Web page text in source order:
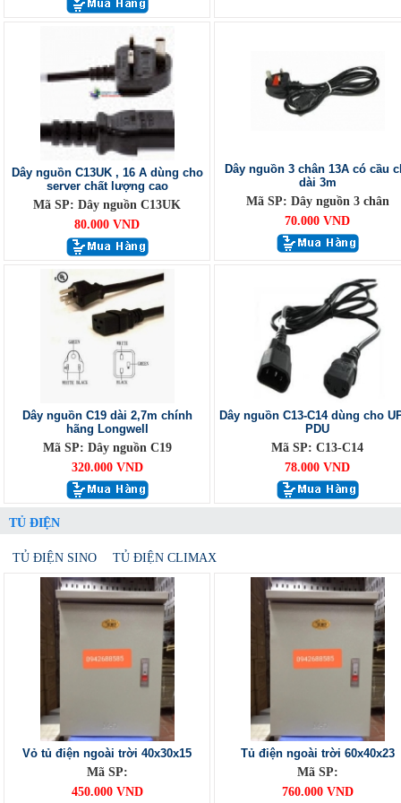
Dây nguồn C13UK , 16 A dùng cho
server chất lượng cao
Mã SP: Dây nguồn C13UK
80.000 VND
Dây nguồn 3 chân 13A có cầu
dài 3m
Mã SP: Dây nguồn 3 chân
70.000 VND
Dây nguồn C19 dài 2,7m chính
hãng Longwell
Mã SP: Dây nguồn C19
320.000 VND
Dây nguồn C13-C14 dùng cho
PDU
Mã SP: C13-C14
78.000 VND
TỦ ĐIỆN
TỦ ĐIỆN SINO TỦ ĐIỆN CLIMAX
Vỏ tủ điện ngoài trời 40x30x15
Mã SP:
450.000 VND
Tủ điện ngoài trời 60x40x23
Mã SP:
760.000 VND